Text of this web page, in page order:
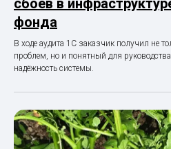
сбоев в
фонда
В ходе аудита 1С заказчик получил не
проблем, но и понятный для
надёжность системы.